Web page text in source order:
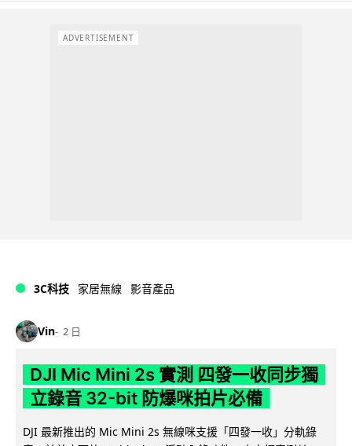
ADVERTISEMENT
3C科技 家居無線 影音產品
Vin 2 日
DJI Mic Mini 2s 實測 四發一收同步獨
立錄音 32-bit 防爆咪拍片必備
DJI 最新推出的 Mic Mini 2s 無線咪支援「四發一收」分軌錄